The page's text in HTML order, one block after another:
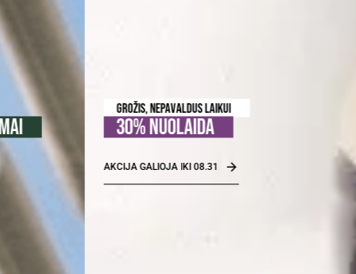
GROŽIS, NEPAVALDUS LAIKUI
30% NUOLAIDA
AKCIJA GALIOJA IKI 08.31